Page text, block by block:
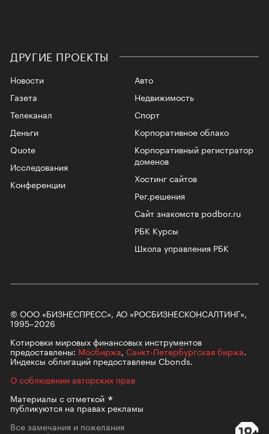
ДРУГИЕ ПРОЕКТЫ
Новости
Газета
Телеканал
Авто
Недвижимость
Спорт
Корпоративное облако
Корпоративный регистратор
доменов
Хостинг сайтов
Рег.решения
Сайт знакомств podbor.ru
РБК Курсы
Школа управления РБК
Деньги
Quote
Исследования
Конференции
© ООО «БИЗНЕСПРЕСС», АО «РОСБИЗНЕСКОНСАЛТИНГ»,
1995–2026
Котировки мировых финансовых инструментов
предоставлены: Мосбиржа, Санкт-Петербургская биржа.
Индексы облигаций предоставлены Cbonds.
О соблюдении авторских прав
Материалы сотметкой
публикуются на правах рекламы
Все замечания и пожелания